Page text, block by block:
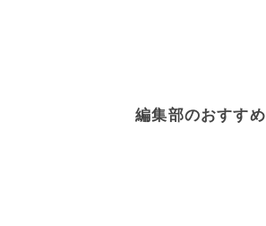
編集部のおすすめ